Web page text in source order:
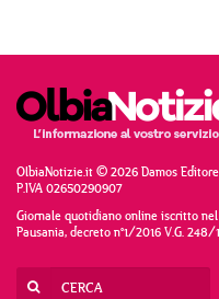
OlbiaNotizie.it © 2026 Damos Editore
P.IVA 02650290907
Giornale quotidiano online iscritto
Pausania, decreto n°1/2016 V.G.